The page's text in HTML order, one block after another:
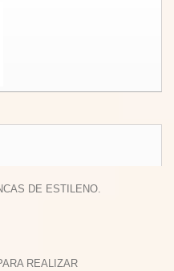
DE ESTILENO.
REALIZAR